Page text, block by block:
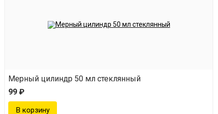
Мерный цилиндр 50 мл стеклянный
99 ₽